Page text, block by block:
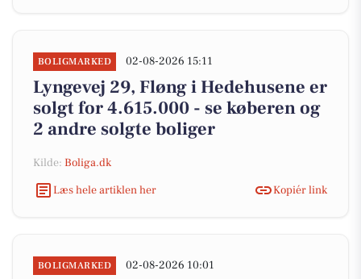
BOLIGMARKED 02-08-2026 15:11
Lyngevej 29, Fløng i Hedehusene er
solgt for 4.615.000 - se køberen og
2 andre solgte boliger
Kilde: Boliga.dk
Læs hele artiklen her
Kopiér link
BOLIGMARKED 02-08-2026 10:01